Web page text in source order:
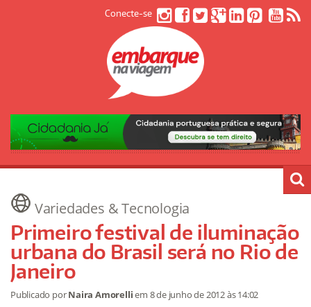
Conecte-se
Variedades & Tecnologia
Primeiro festival de iluminação
urbana do Brasil será no Rio de
Janeiro
Publicado porNaira Amorelliem 8 de junho de 2012às 14:02